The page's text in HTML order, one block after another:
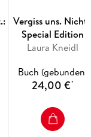
Auftakt der
Vergiss uns.
Special Edition
Laura Kneidl
Buch (gebunden)
24,00 €*